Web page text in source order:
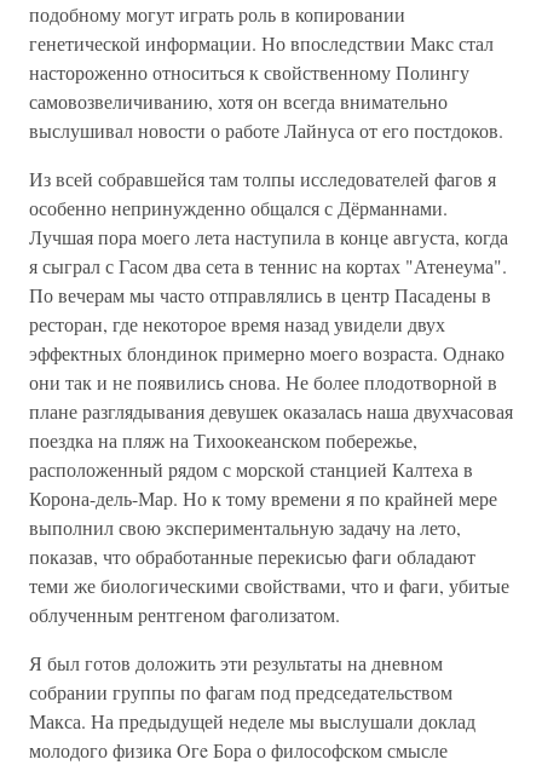
подобному могут играть роль в копировании
генетической информации. Но впоследствии Макс стал
настороженно относиться к свойственному Полингу
самовозвеличиванию, хотя он всегда внимательно
выслушивал новости о работе Лайнуса от его постдоков.
Из всей собравшейся там толпы исследователей фагов я
особенно непринужденно общался с Дёрманнами.
Лучшая пора моего лета наступила в конце августа, когда
я сыграл с Гасом два сета в теннис на кортах "Атенеума".
По вечерам мы часто отправлялись в центр Пасадены в
ресторан, где некоторое время назад увидели двух
эффектных блондинок примерно моего возраста. Однако
они так и не появились снова. Не более плодотворной в
плане разглядывания девушек оказалась наша двухчасовая
поездка на пляж на Тихоокеанском побережье,
расположенный рядом с морской станцией Калтеха в
Корона-дель-Мар. Но к тому времени я по крайней мере
выполнил свою экспериментальную задачу на лето,
показав, что обработанные перекисью фаги обладают
теми же биологическими свойствами, что и фаги, убитые
облученным рентгеном фаголизатом.
Я был готов доложить эти результаты на дневном
собрании группы по фагам под председательством
Макса. На предыдущей неделе мы выслушали доклад
молодого физика Oгe Бора о философском смысле